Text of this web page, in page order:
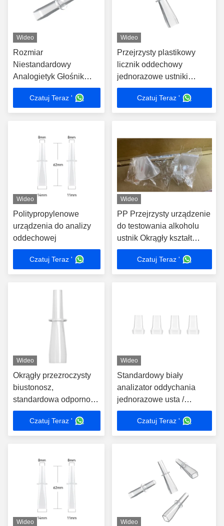
Wideo
Rozmiar
Niestandardowy
Analogietyk Głośnik
Przejrzysty Odporność
na smakCzatuj Teraz '
Wideo
Przejrzysty plastikowy
licznik oddechowy
jednorazowe ustniki
certyfikacja kontaktu z
żywnościąCzatuj Teraz '
Wideo
Politypropylenowe
urządzenia do analizy
oddechowej
Czatuj Teraz '
Wideo
PP Przejrzysty urządzenie
do testowania alkoholu
ustnik Okrągły kształt
Wysoka odporność na
zapachyCzatuj Teraz '
Wideo
Okrągły przezroczysty
biustonosz,
standardowa odporność
na ciepło
Czatuj Teraz '
Wideo
Standardowy biały
analizator oddychania
jednorazowe usta /
dmuchawy do różnych
maszynCzatuj Teraz '
Wideo Wideo